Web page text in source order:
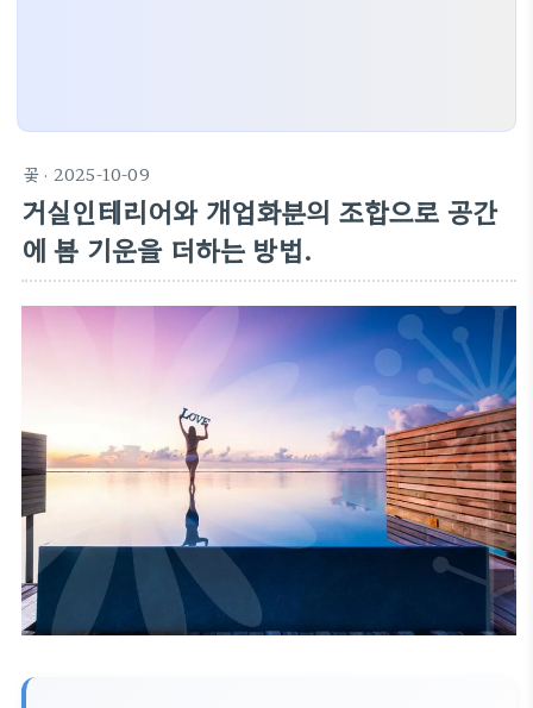
꽃 · 2025-10-09
거실인테리어와 개업화분의 조합으로 공간
에 봄 기운을 더하는 방법.